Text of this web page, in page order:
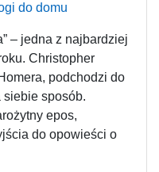
do domu
– jedna z najbardziej
Christopher
podchodzi do
siebie sposób.
epos,
do opowieści o